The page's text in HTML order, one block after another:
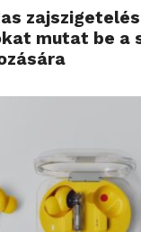
mutat be a